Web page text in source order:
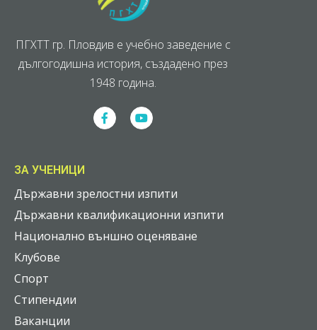
ПГХТТ гр. Пловдив е учебно заведение с
дългогодишна история, създадено през
1948 година.
ЗА УЧЕНИЦИ
Държавни зрелостни изпити
Държавни квалификационни изпити
Национално външно оценяване
Клубове
Спорт
Стипендии
Ваканции